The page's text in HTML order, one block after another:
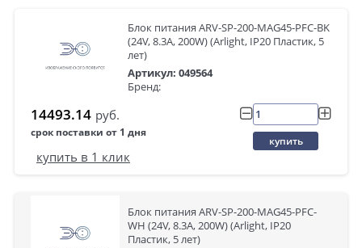
Блок питания ARV-SP-200-MAG45-PFC-BK
(24V, 8.3A, 200W) (Arlight, IP20 Пластик, 5
лет)
Артикул: 049564
Бренд:
14493.14 руб.
срок поставки от 1 дня
купить
купить в 1 клик
Блок питания ARV-SP-200-MAG45-PFC-
WH (24V, 8.3A, 200W) (Arlight, IP20
Пластик, 5 лет)